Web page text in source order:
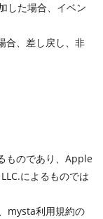
した場合、イベン
合、差し戻し、非
ものであり、Apple
によるものでは
mysta利用規約の